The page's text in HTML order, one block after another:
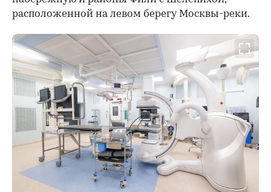
расположенной на левом берегу Москвы-реки.